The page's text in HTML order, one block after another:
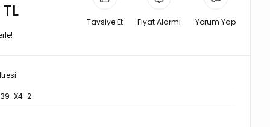
Tavsiye Et Fiyat Alarmı Yorum Yap
X4-2